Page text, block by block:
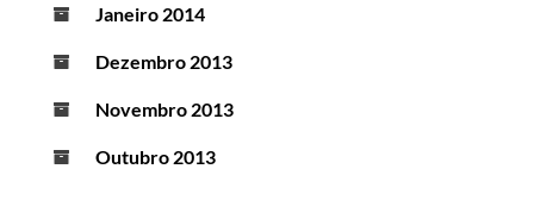
Janeiro 2014
Dezembro 2013
Novembro 2013
Outubro 2013